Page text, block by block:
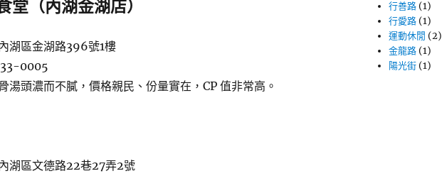
堂（內湖金湖店）
湖區金湖路396號1樓
0005
湯頭濃而不膩，價格親民、份量實在，CP 值非常高。
湖區文德路22巷27弄2號
行善路 (1)
行愛路 (1)
運動休閒 (2)
金龍路 (1)
陽光街 (1)